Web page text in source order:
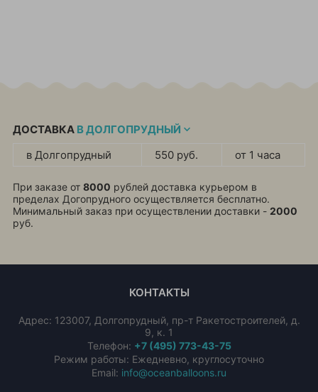
ДОСТАВКА В ДОЛГОПРУДНЫЙ
в Долгопрудный
550 руб. от 1 часа
При заказе от 8000 рублей доставка курьером в
пределах Догопрудного осуществляется бесплатно.
Минимальный заказ при осуществлении доставки - 2000
руб.
КОНТАКТЫ
Адрес: 123007, Долгопрудный, пр-т Ракетостроителей, д.
9, к. 1
Телефон: +7 (495) 773-43-75
Режим работы: Ежедневно, круглосуточно
Email: info@oceanballoons.ru